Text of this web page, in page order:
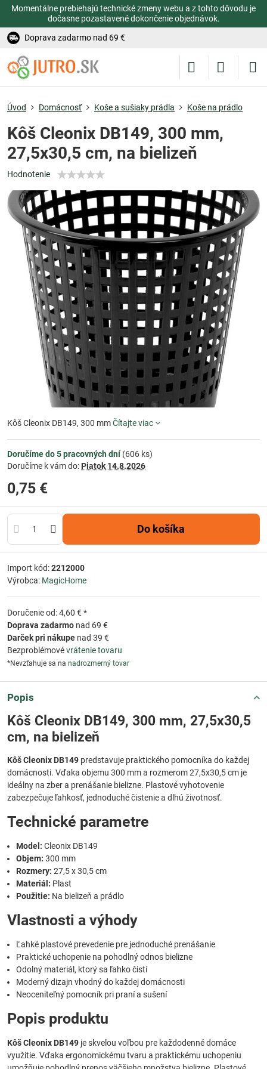
Momentálne prebiehajú technické zmeny webu a z tohto dôvodu je
dočasne pozastavené dokončenie objednávok.
Doprava zadarmo nad 69 €
Úvod Domácnosť Koše a sušiaky prádla Koše na prádlo
Kôš Cleonix DB149, 300 mm,
27,5x30,5 cm, na bielizeň
Hodnotenie
Kôš Cleonix DB149, 300 mmČítajte viac
Doručíme do 5 pracovných dní(606 ks)
Doručíme k vám do: Piatok 14.8.2026
0,75 €
Do košíka
Import kód:2212000
Výrobca: MagicHome
Doručenie od: 4,60 € *
Doprava zadarmo nad 69 €
Darček pri nákupe nad 39 €
Bezproblémovévrátenie tovaru
*Nevzťahuje sa na nadrozmerný tovar
Popis
Kôš Cleonix DB149, 300 mm, 27,5x30,5
cm, na bielizeň
Kôš Cleonix DB149 predstavuje praktického pomocníka do každej
domácnosti. Vďaka objemu 300 mm a rozmerom 27,5x30,5 cm je
ideálny na zber a prenášanie bielizne. Plastové vyhotovenie
zabezpečuje ľahkosť, jednoduché čistenie a dlhú životnosť.
Technické parametre
Model: Cleonix DB149
Objem: 300 mm
Rozmery: 27,5 x 30,5 cm
Materiál: Plast
Použitie: Na bielizeň a prádlo
Vlastnosti a výhody
Ľahké plastové prevedenie pre jednoduché prenášanie
Praktické uchopenie na pohodlný odnos bielizne
Odolný materiál, ktorý sa ľahko čistí
Moderný dizajn vhodný do každej domácnosti
Neoceniteľný pomocník pri praní a sušení
Popis produktu
Kôš Cleonix DB149 je skvelou voľbou pre každodenné domáce
využitie. Vďaka ergonomickému tvaru a praktickému uchopeniu